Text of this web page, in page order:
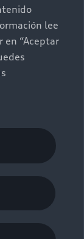
lee
en “Aceptar